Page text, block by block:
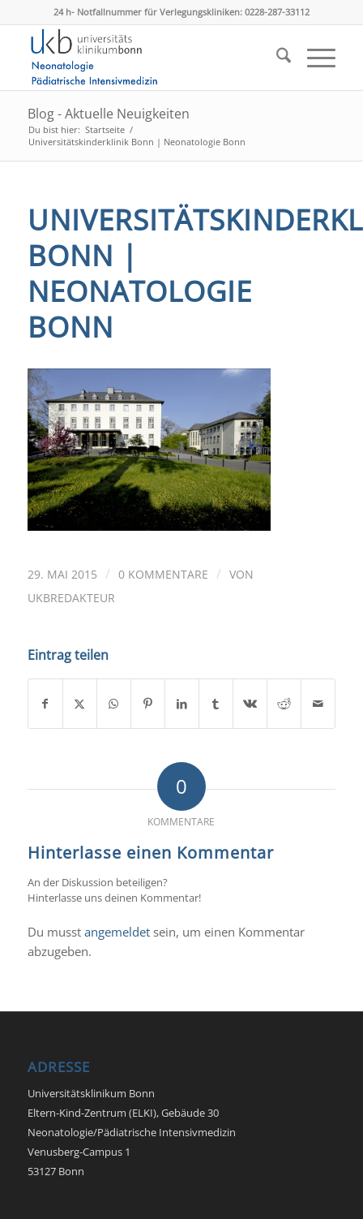
24 h- Notfallnummer für Verlegungskliniken: 0228-287-33112
Blog - Aktuelle Neuigkeiten
Du bist hier: Startseite /
Universitätskinderklinik Bonn | Neonatologie Bonn
BONN |
NEONATOLOGIE
BONN
29. MAI 2015 / 0 KOMMENTARE / VON
UKBREDAKTEUR
Eintrag teilen
0
KOMMENTARE
Hinterlasse einen Kommentar
An der Diskussion beteiligen?
Hinterlasse uns deinen Kommentar!
Du musst angemeldetsein, um einen Kommentar
abzugeben.
ADRESSE
Universitätsklinikum Bonn
Eltern-Kind-Zentrum (ELKI), Gebäude 30
Neonatologie/Pädiatrische Intensivmedizin
Venusberg-Campus 1
53127 Bonn